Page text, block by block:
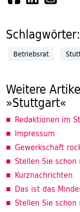
Schlagwörter:
Betriebsrat
Weitere
»Stuttgart«
Redaktionen im
Impressum
Gewerkschaft
Stellen Sie
Kurznachrichten
Das ist das
Stellen Sie